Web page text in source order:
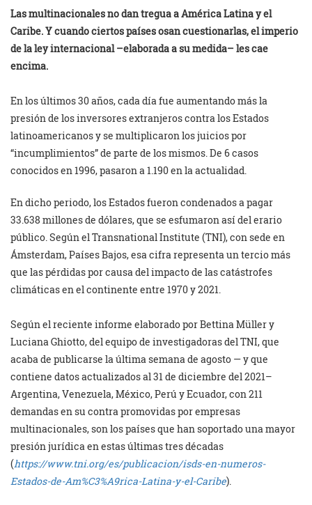
Las multinacionales no dan tregua a América Latina y el
Caribe. Y cuando ciertos países osan cuestionarlas, el imperio
de la ley internacional –elaborada a su medida– les cae
encima.
En los últimos 30 años, cada día fue aumentando más la
presión de los inversores extranjeros contra los Estados
latinoamericanos y se multiplicaron los juicios por
“incumplimientos” de parte de los mismos. De 6 casos
conocidos en 1996, pasaron a 1.190 en la actualidad.
En dicho periodo, los Estados fueron condenados a pagar
33.638 millones de dólares, que se esfumaron así del erario
público. Según el Transnational Institute (TNI), con sede en
Ámsterdam, Países Bajos, esa cifra representa un tercio más
que las pérdidas por causa del impacto de las catástrofes
climáticas en el continente entre 1970 y 2021.
Según el reciente informe elaborado por Bettina Müller y
Luciana Ghiotto, del equipo de investigadoras del TNI, que
acaba de publicarse la última semana de agosto — y que
contiene datos actualizados al 31 de diciembre del 2021–
Argentina, Venezuela, México, Perú y Ecuador, con 211
demandas en su contra promovidas por empresas
multinacionales, son los países que han soportado una mayor
presión jurídica en estas últimas tres décadas
(https://www.tni.org/es/publicacion/isds-en-numeros-
Estados-de-Am%C3%A9rica-Latina-y-el-Caribe).